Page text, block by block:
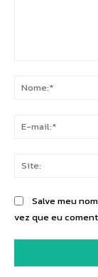
Salve meu
vez que eu